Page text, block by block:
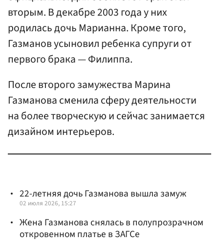
вторым. В декабре 2003 года у них
родилась дочь Марианна. Кроме того,
Газманов усыновил ребенка супруги от
первого брака — Филиппа.
После второго замужества Марина
Газманова сменила сферу деятельности
на более творческую и сейчас занимается
дизайном интерьеров.
22-летняя дочь Газманова вышла замуж
02 июля 2026, 15:27
Жена Газманова снялась в полупрозрачном
откровенном платье в ЗАГСе